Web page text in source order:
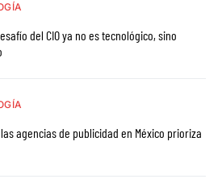
del CIO ya no es tecnológico, sino
agencias de publicidad en México prioriza